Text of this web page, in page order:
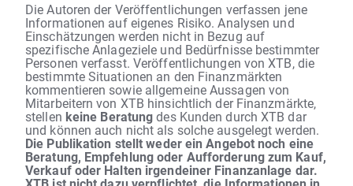
Die Autoren der Veröffentlichungen verfassen jene
Informationen auf eigenes Risiko. Analysen und
Einschätzungen werden nicht in Bezug auf
spezifische Anlageziele und Bedürfnisse bestimmter
Personen verfasst. Veröffentlichungen von XTB, die
bestimmte Situationen an den Finanzmärkten
kommentieren sowie allgemeine Aussagen von
Mitarbeitern von XTB hinsichtlich der Finanzmärkte,
stellen keine Beratungdes Kunden durch XTB dar
und können auch nicht als solche ausgelegt werden.
Die Publikation stellt weder ein Angebot noch eine
Beratung, Empfehlung oder Aufforderung zum Kauf,
Verkauf oder Halten irgendeiner Finanzanlage dar.